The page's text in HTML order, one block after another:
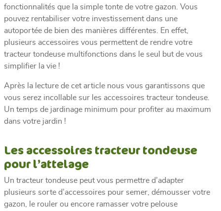
fonctionnalités que la simple tonte de votre gazon. Vous
pouvez rentabiliser votre investissement dans une
autoportée de bien des manières différentes. En effet,
plusieurs accessoires vous permettent de rendre votre
tracteur tondeuse multifonctions dans le seul but de vous
simplifier la vie !
Après la lecture de cet article nous vous garantissons que
vous serez incollable sur les accessoires tracteur tondeuse.
Un temps de jardinage minimum pour profiter au maximum
dans votre jardin !
Les accessoires tracteur tondeuse
pour l’attelage
Un tracteur tondeuse peut vous permettre d’adapter
plusieurs sorte d’accessoires pour semer, démousser votre
gazon, le rouler ou encore ramasser votre pelouse